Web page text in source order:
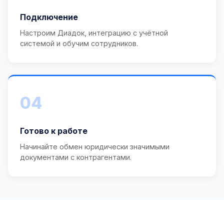
Подключение
Настроим Диадок, интеграцию с учётной
системой и обучим сотрудников.
04
Готово к работе
Начинайте обмен юридически значимыми
документами с контрагентами.